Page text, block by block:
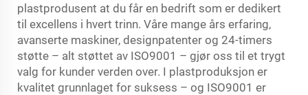
plastprodusent at du får en bedrift som er dedikert
til excellens i hvert trinn. Våre mange års erfaring,
avanserte maskiner, designpatenter og 24-timers
støtte – alt støttet av ISO9001 – gjør oss til et trygt
valg for kunder verden over. I plastproduksjon er
kvalitet grunnlaget for suksess – og ISO9001 er